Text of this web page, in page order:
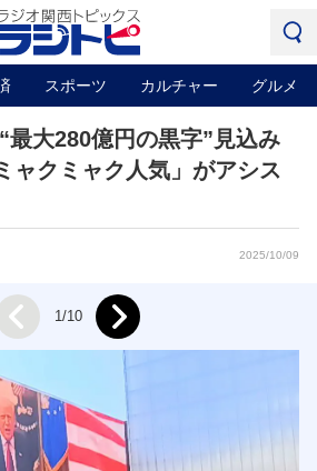
スポーツ カルチャー グルメ
最大280億円の黒字”見込み
ャクミャク人気」がアシス
2025/10/09
1/10